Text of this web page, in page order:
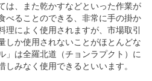
は、また乾かすなどといった作業が
べることのできる、非常に手の掛か
理によく使用されますが、市場取引
しか使用されないことがほとんどな
」は全羅北道（チョンラプクト）に
みなく使用できるといいます。